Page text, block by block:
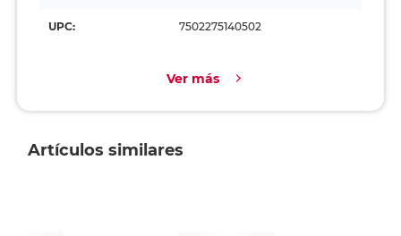
UPC: 7502275140502
Ver más
Artículos similares